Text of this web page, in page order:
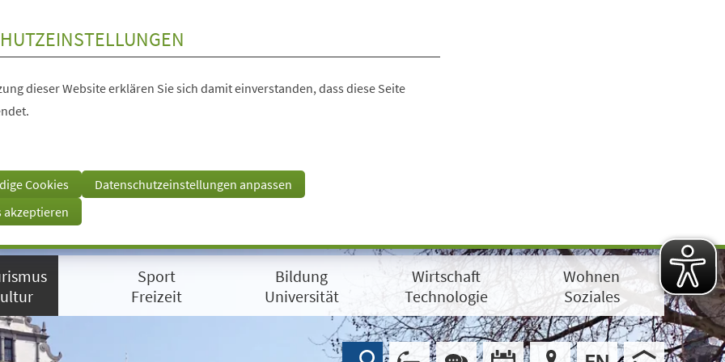
dieser Website erklären Sie sich damit einverstanden, dass diese Seite
Cookies
Datenschutzeinstellungen anpassen
akzeptieren
Sport
Freizeit
Bildung
Universität
Wirtschaft
Technologie
Wohnen
Soziales